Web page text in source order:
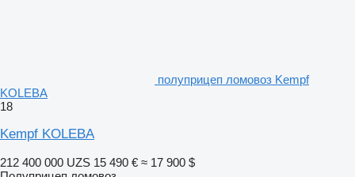
полуприцеп ломовоз Kempf
KOLEBA
18
Kempf KOLEBA
212 400 000 UZS 15 490 € ≈ 17 900 $